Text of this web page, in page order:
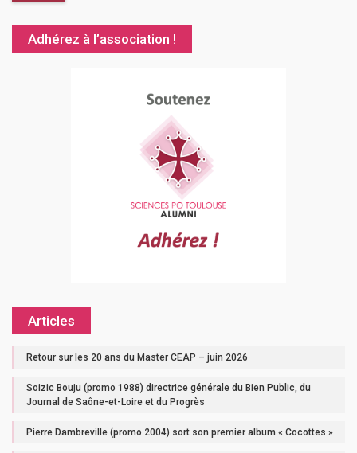
Adhérez à l’association !
Articles
Retour sur les 20 ans du Master CEAP – juin 2026
Soizic Bouju (promo 1988) directrice générale du Bien Public, du
Journal de Saône-et-Loire et du Progrès
Pierre Dambreville (promo 2004) sort son premier album « Cocottes »